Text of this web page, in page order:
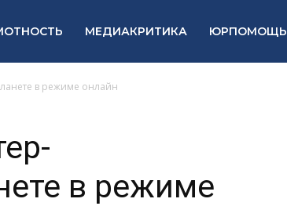
МЕДИАКРИТИКА ЮРПОМОЩЬ
в режиме онлайн
в режиме